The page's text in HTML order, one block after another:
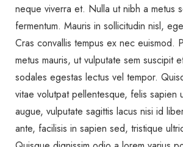
neque viverra et. Nulla ut nibh a metus
fermentum. Mauris in sollicitudin nisl,
Cras convallis tempus ex nec euismod.
metus mauris, ut vulputate sem suscipit
sodales egestas lectus vel tempor.
vitae volutpat pellentesque, felis sapien
augue, vulputate sagittis lacus nisi id
ante, facilisis in sapien sed, tristique